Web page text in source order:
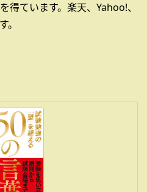
得ています。楽天、Yahoo!、
。